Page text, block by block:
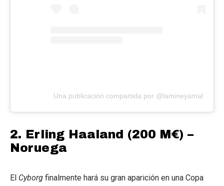
Una publicación compartida por @lamineyamal
2. Erling Haaland (200 M€) –
Noruega
El Cyborg finalmente hará su gran aparición en una Copa